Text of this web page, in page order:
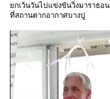
กเว้นวันไปแข่งขันวิ่งมาราธอ
ที่สถานตากอากาศบางปู